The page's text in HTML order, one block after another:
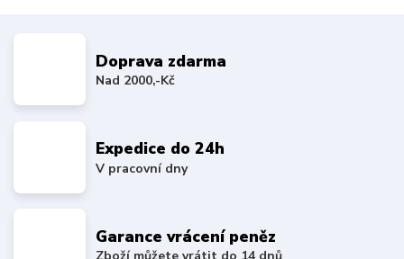
Doprava zdarma
Nad 2000,-Kč
Expedice do 24h
V pracovní dny
Garance vrácení peněz